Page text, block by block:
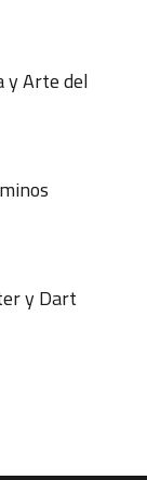
y Arte del
y Dart